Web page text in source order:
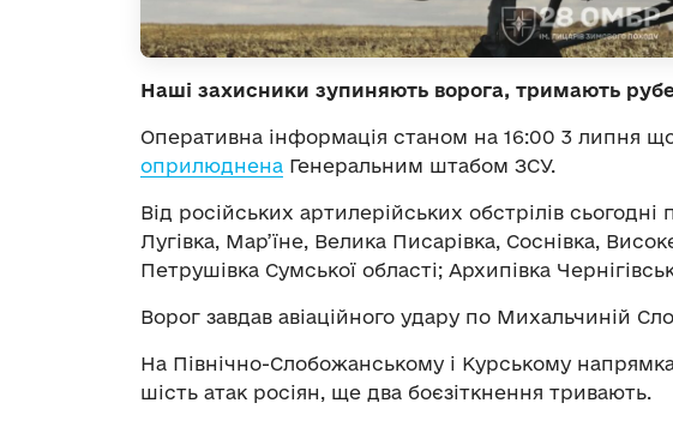
Наші захисники зупиняють ворога, тримають
Оперативна інформація станом на 16:00 3 липня
оприлюднена Генеральним штабом ЗСУ.
Від російських артилерійських обстрілів
Лугівка, Мар’їне, Велика Писарівка, Соснівка,
Петрушівка Сумської області; Архипівка
Ворог завдав авіаційного удару по Михальчиній
На Північно-Слобожанському і Курському
шість атак росіян, ще два боєзіткнення тривають.